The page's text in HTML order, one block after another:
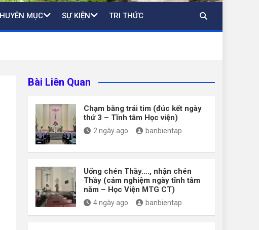
MỤC SỰ KIỆN TRI THỨC
Bài Liên Quan
Chạm bằng trái tim (đúc kết ngày
thứ 3 – Tĩnh tâm Học viện)
2 ngày ago banbientap
Uống chén Thầy…., nhận chén
Thầy (cảm nghiệm ngày tĩnh tâm
năm – Học Viện MTG CT)
4 ngày ago banbientap